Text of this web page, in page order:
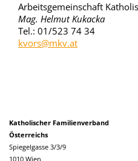
Arbeitsgemeinschaft
Mag. Helmut Kukacka
Tel.: 01/523 74 34
kvors@mkv.at
Katholischer Familienverband
Österreichs
Spiegelgasse 3/3/9
1010 Wien